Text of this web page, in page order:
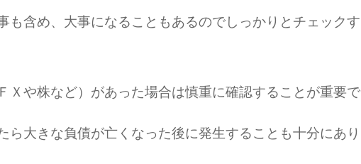
も含め、大事になることもあるのでしっかりとチェックす
Ｘや株など）があった場合は慎重に確認することが重要で
ら大きな負債が亡くなった後に発生することも十分にあり